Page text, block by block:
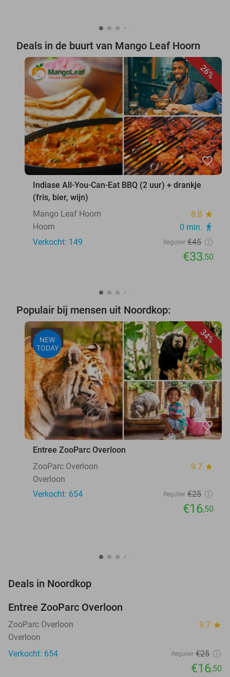
Deals in de buurt van Mango Leaf Hoorn
26%
favorite_border
Indiase All-You-Can-Eat BBQ (2 uur) + drankje
(fris, bier, wijn)
Mango Leaf Hoorn
8.8 star
Hoorn 0 min. directions_walk
Verkocht: 149 Regulier €45
€33,50
Populair bij mensen uit Noordkop:
34%
NEW
TODAY
favorite_border
Entree ZooParc Overloon
ZooParc Overloon
9.7 star
Overloon
Verkocht: 654
Regulier €25
€16,50
Deals in Noordkop
TODAY
Entree ZooParc Overloon
ZooParc Overloon 9.7 star
Overloon
Verkocht: 654
Regulier €25
€16,50